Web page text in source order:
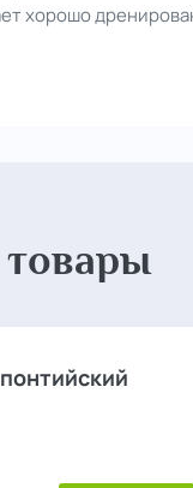
хорошо